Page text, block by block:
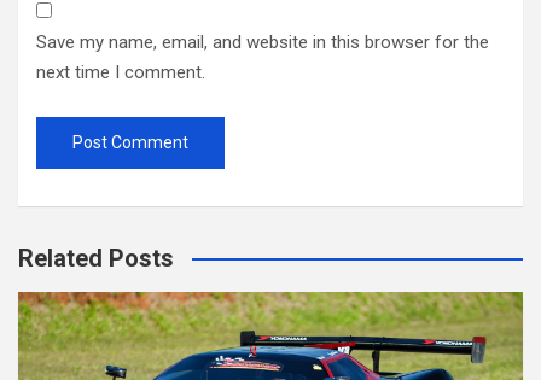
Save my name, email, and website in this browser for the
next time I comment.
Related Posts